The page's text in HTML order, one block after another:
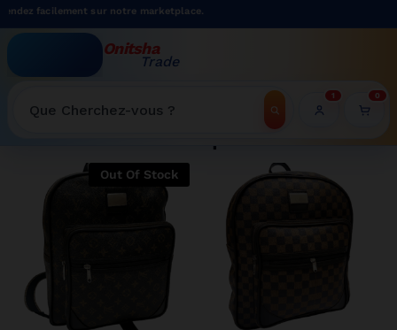
sur notre marketplace.
Onitsha
Trade
Recherche
1 0
WELCOME TO ONITSHATRADE ONLINE SHOP
Out Of Stock